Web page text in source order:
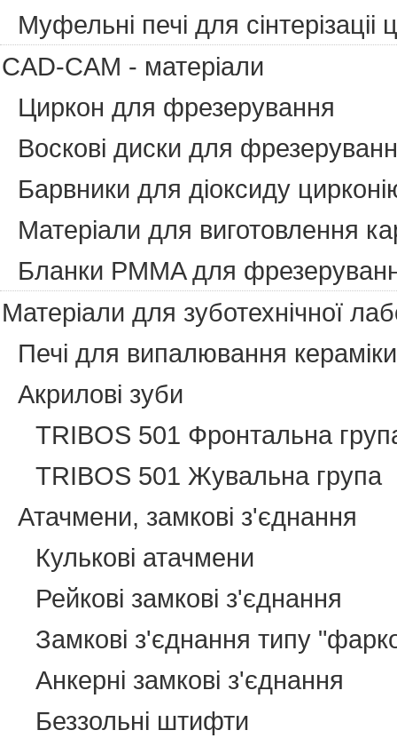
Муфельні печі для сінтерізаціі
CAD-CAM - матеріали
Циркон для фрезерування
Воскові диски для
Барвники для діоксиду
Матеріали для виготовлення
Бланки PMMA для
Матеріали для зуботехнічної
Печі для випалювання кераміки
Акрилові зуби
TRIBOS 501 Фронтальна
TRIBOS 501 Жувальна група
Атачмени, замкові з'єднання
Кулькові атачмени
Рейкові замкові з'єднання
Замкові з'єднання типу
Анкерні замкові з'єднання
Беззольні штифти